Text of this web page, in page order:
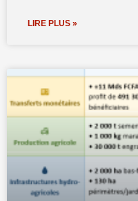
LIRE PLUS »